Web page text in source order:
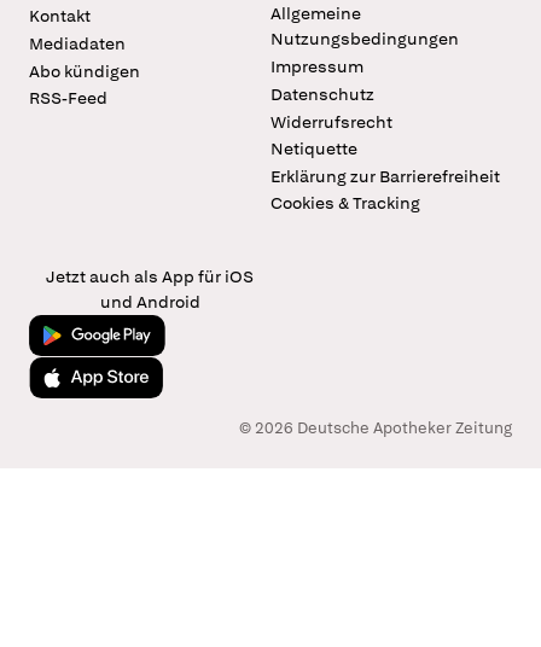
Kontakt
Mediadaten
Abo kündigen
RSS-Feed
Allgemeine
Nutzungsbedingungen
Impressum
Datenschutz
Widerrufsrecht
Netiquette
Erklärung zur Barrierefreiheit
Cookies & Tracking
Jetzt auch als App für iOS
und Android
Jetzt bei Google Play
Laden im App Store
© 2026 Deutsche Apotheker Zeitung